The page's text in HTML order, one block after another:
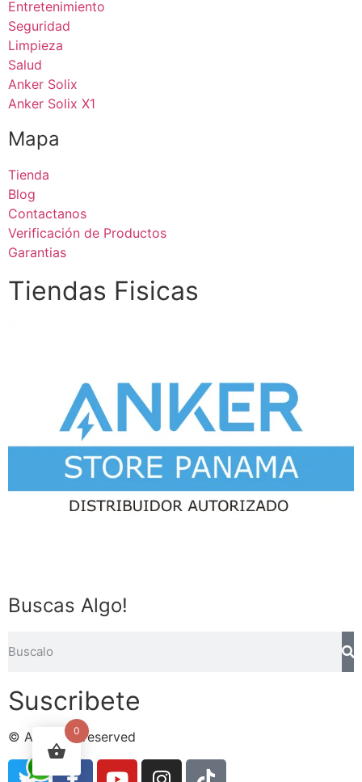
Entretenimiento
Seguridad
Limpieza
Salud
Anker Solix
Anker Solix X1
Mapa
Tienda
Blog
Contactanos
Verificación de Productos
Garantias
Tiendas Fisicas
Buscas Algo!
Suscribete
© All rights reserved
0